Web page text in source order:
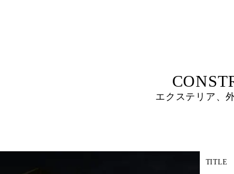
エクステリア、
TITLE